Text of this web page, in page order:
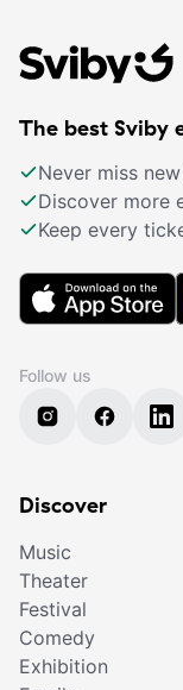
The best Sviby
Never miss
Discover more
Keep every
Follow us
Discover
Music
Theater
Festival
Comedy
Exhibition